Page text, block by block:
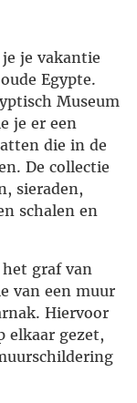
je vakantie
Egypte.
Museum
je er een
die in de
De collectie
sieraden,
schalen en
graf van
van een muur
Hiervoor
elkaar gezet,